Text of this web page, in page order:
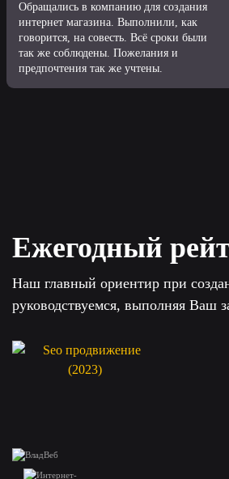
Обращались в компанию для создания
интернет магазина. Выполнили, как
говорится, на совесть. Всё сроки были
так же соблюдены. Пожелания и
предпочтения так же учтены.
Ежегодный
Наш главный ориентир при
руководствуемся, выполняя Ваш